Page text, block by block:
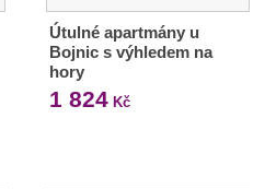
Útulné apartmány u
Bojnic s výhledem na
hory
1 824Kč